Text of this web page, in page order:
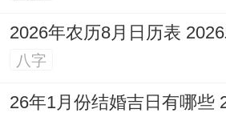
2026年农历8月日历表
八字
26年1月份结婚吉日有哪些